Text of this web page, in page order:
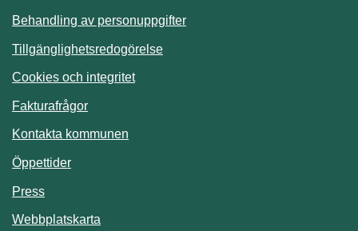
Behandling av personuppgifter
Tillgänglighetsredogörelse
Cookies och integritet
Fakturafrågor
Kontakta kommunen
Öppettider
Press
Webbplatskarta